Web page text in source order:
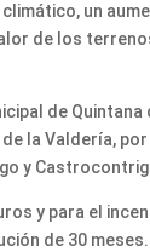
un
de los
de Quintana
la Valdería, por
y
y para el
de 30 meses.